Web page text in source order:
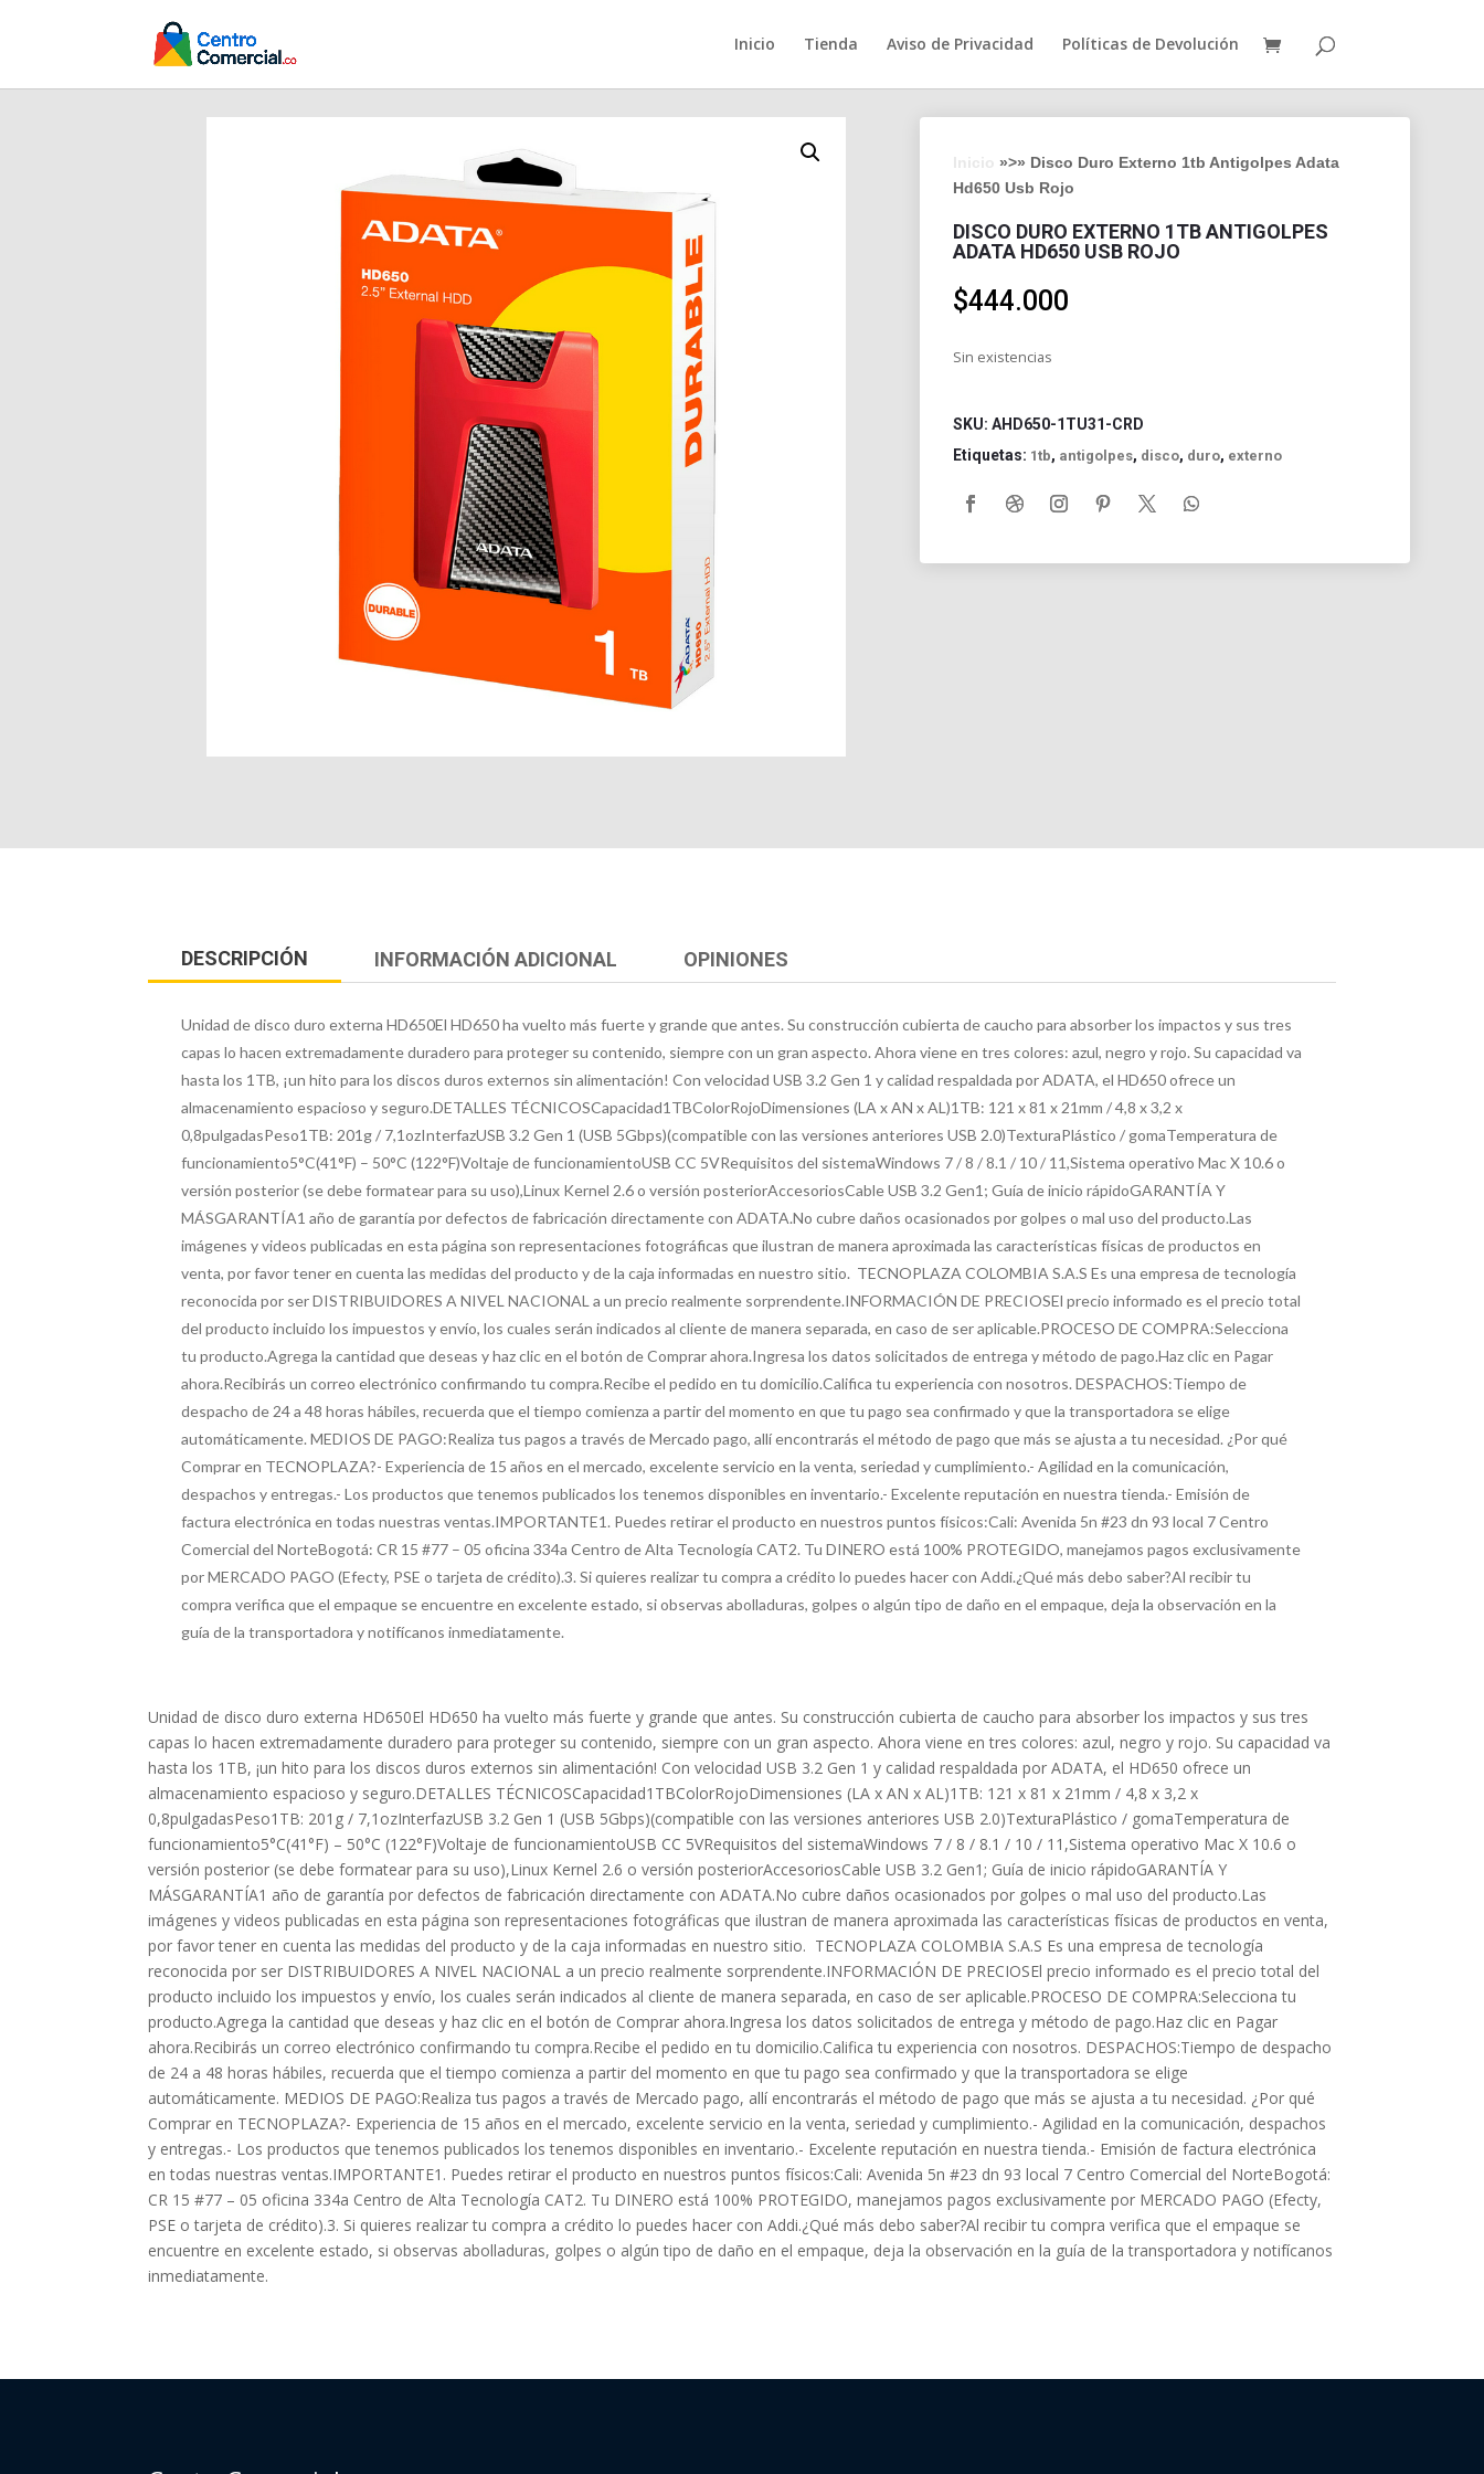
Inicio Tienda Aviso de Privacidad Políticas de Devolución
»>» Disco Duro Externo 1tb Antigolpes Adata
Hd650 Usb Rojo
DISCO DURO EXTERNO 1TB ANTIGOLPES
ADATA HD650 USB ROJO
$444.000
Sin existencias
SKU: AHD650-1TU31-CRD
Etiquetas: 1tb, antigolpes, disco, duro, externo
DESCRIPCIÓN INFORMACIÓN ADICIONAL OPINIONES
Unidad de disco duro externa HD650El HD650 ha vuelto más fuerte y grande que antes. Su construcción cubierta de caucho para absorber los impactos y sus tres
capas lo hacen extremadamente duradero para proteger su contenido, siempre con un gran aspecto. Ahora viene en tres colores: azul, negro y rojo. Su capacidad va
hasta los 1TB, ¡un hito para los discos duros externos sin alimentación! Con velocidad USB 3.2 Gen 1 y calidad respaldada por ADATA, el HD650 ofrece un
almacenamiento espacioso y seguro.DETALLES TÉCNICOSCapacidad1TBColorRojoDimensiones (LA x AN x AL)1TB: 121 x 81 x 21mm / 4,8 x 3,2 x
0,8pulgadasPeso1TB: 201g / 7,1ozInterfazUSB 3.2 Gen 1 (USB 5Gbps)(compatible con las versiones anteriores USB 2.0)TexturaPlástico / gomaTemperatura de
funcionamiento5°C(41°F) – 50°C (122°F)Voltaje de funcionamientoUSB CC 5VRequisitos del sistemaWindows 7 / 8 / 8.1 / 10 / 11,Sistema operativo Mac X 10.6 o
versión posterior (se debe formatear para su uso),Linux Kernel 2.6 o versión posteriorAccesoriosCable USB 3.2 Gen1; Guía de inicio rápidoGARANTÍA Y
MÁSGARANTÍA1 año de garantía por defectos de fabricación directamente con ADATA.No cubre daños ocasionados por golpes o mal uso del producto.Las
imágenes y videos publicadas en esta página son representaciones fotográficas que ilustran de manera aproximada las características físicas de productos en
venta, por favor tener en cuenta las medidas del producto y de la caja informadas en nuestro sitio. TECNOPLAZA COLOMBIA S.A.S Es una empresa de tecnología
reconocida por ser DISTRIBUIDORES A NIVEL NACIONAL a un precio realmente sorprendente.INFORMACIÓN DE PRECIOSEl precio informado es el precio total
del producto incluido los impuestos y envío, los cuales serán indicados al cliente de manera separada, en caso de ser aplicable.PROCESO DE COMPRA:Selecciona
tu producto.Agrega la cantidad que deseas y haz clic en el botón de Comprar ahora.Ingresa los datos solicitados de entrega y método de pago.Haz clic en Pagar
ahora.Recibirás un correo electrónico confirmando tu compra.Recibe el pedido en tu domicilio.Califica tu experiencia con nosotros. DESPACHOS:Tiempo de
despacho de 24 a 48 horas hábiles, recuerda que el tiempo comienza a partir del momento en que tu pago sea confirmado y que la transportadora se elige
automáticamente. MEDIOS DE PAGO:Realiza tus pagos a través de Mercado pago, allí encontrarás el método de pago que más se ajusta a tu necesidad. ¿Por qué
Comprar en TECNOPLAZA?- Experiencia de 15 años en el mercado, excelente servicio en la venta, seriedad y cumplimiento.- Agilidad en la comunicación,
despachos y entregas.- Los productos que tenemos publicados los tenemos disponibles en inventario.- Excelente reputación en nuestra tienda.- Emisión de
factura electrónica en todas nuestras ventas.IMPORTANTE1. Puedes retirar el producto en nuestros puntos físicos:Cali: Avenida 5n #23 dn 93 local 7 Centro
Comercial del NorteBogotá: CR 15 #77 – 05 oficina 334a Centro de Alta Tecnología CAT2. Tu DINERO está 100% PROTEGIDO, manejamos pagos exclusivamente
por MERCADO PAGO (Efecty, PSE o tarjeta de crédito).3. Si quieres realizar tu compra a crédito lo puedes hacer con Addi.¿Qué más debo saber?Al recibir tu
compra verifica que el empaque se encuentre en excelente estado, si observas abolladuras, golpes o algún tipo de daño en el empaque, deja la observación en la
guía de la transportadora y notifícanos inmediatamente.
Unidad de disco duro externa HD650El HD650 ha vuelto más fuerte y grande que antes. Su construcción cubierta de caucho para absorber los impactos y sus tres
capas lo hacen extremadamente duradero para proteger su contenido, siempre con un gran aspecto. Ahora viene en tres colores: azul, negro y rojo. Su capacidad va
hasta los 1TB, ¡un hito para los discos duros externos sin alimentación! Con velocidad USB 3.2 Gen 1 y calidad respaldada por ADATA, el HD650 ofrece un
almacenamiento espacioso y seguro.DETALLES TÉCNICOSCapacidad1TBColorRojoDimensiones (LA x AN x AL)1TB: 121 x 81 x 21mm / 4,8 x 3,2 x
0,8pulgadasPeso1TB: 201g / 7,1ozInterfazUSB 3.2 Gen 1 (USB 5Gbps)(compatible con las versiones anteriores USB 2.0)TexturaPlástico / gomaTemperatura de
funcionamiento5°C(41°F) – 50°C (122°F)Voltaje de funcionamientoUSB CC 5VRequisitos del sistemaWindows 7 / 8 / 8.1 / 10 / 11,Sistema operativo Mac X 10.6 o
versión posterior (se debe formatear para su uso),Linux Kernel 2.6 o versión posteriorAccesoriosCable USB 3.2 Gen1; Guía de inicio rápidoGARANTÍA Y
MÁSGARANTÍA1 año de garantía por defectos de fabricación directamente con ADATA.No cubre daños ocasionados por golpes o mal uso del producto.Las
imágenes y videos publicadas en esta página son representaciones fotográficas que ilustran de manera aproximada las características físicas de productos en venta,
por favor tener en cuenta las medidas del producto y de la caja informadas en nuestro sitio. TECNOPLAZA COLOMBIA S.A.S Es una empresa de tecnología
reconocida por ser DISTRIBUIDORES A NIVEL NACIONAL a un precio realmente sorprendente.INFORMACIÓN DE PRECIOSEl precio informado es el precio total del
producto incluido los impuestos y envío, los cuales serán indicados al cliente de manera separada, en caso de ser aplicable.PROCESO DE COMPRA:Selecciona tu
producto.Agrega la cantidad que deseas y haz clic en el botón de Comprar ahora.Ingresa los datos solicitados de entrega y método de pago.Haz clic en Pagar
ahora.Recibirás un correo electrónico confirmando tu compra.Recibe el pedido en tu domicilio.Califica tu experiencia con nosotros. DESPACHOS:Tiempo de despacho
de 24 a 48 horas hábiles, recuerda que el tiempo comienza a partir del momento en que tu pago sea confirmado y que la transportadora se elige
automáticamente. MEDIOS DE PAGO:Realiza tus pagos a través de Mercado pago, allí encontrarás el método de pago que más se ajusta a tu necesidad. ¿Por qué
Comprar en TECNOPLAZA?- Experiencia de 15 años en el mercado, excelente servicio en la venta, seriedad y cumplimiento.- Agilidad en la comunicación, despachos
y entregas.- Los productos que tenemos publicados los tenemos disponibles en inventario.- Excelente reputación en nuestra tienda.- Emisión de factura electrónica
en todas nuestras ventas.IMPORTANTE1. Puedes retirar el producto en nuestros puntos físicos:Cali: Avenida 5n #23 dn 93 local 7 Centro Comercial del NorteBogotá:
CR 15 #77 – 05 oficina 334a Centro de Alta Tecnología CAT2. Tu DINERO está 100% PROTEGIDO, manejamos pagos exclusivamente por MERCADO PAGO (Efecty,
PSE o tarjeta de crédito).3. Si quieres realizar tu compra a crédito lo puedes hacer con Addi.¿Qué más debo saber?Al recibir tu compra verifica que el empaque se
encuentre en excelente estado, si observas abolladuras, golpes o algún tipo de daño en el empaque, deja la observación en la guía de la transportadora y notifícanos
inmediatamente.